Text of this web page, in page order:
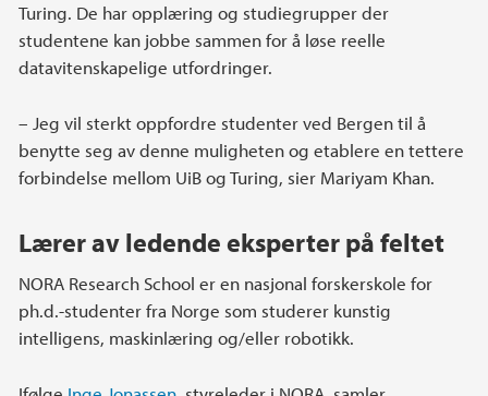
Turing. De har opplæring og studiegrupper der
studentene kan jobbe sammen for å løse reelle
datavitenskapelige utfordringer.
– Jeg vil sterkt oppfordre studenter ved Bergen til å
benytte seg av denne muligheten og etablere en tettere
forbindelse mellom UiB og Turing, sier Mariyam Khan.
Lærer av ledende eksperter på feltet
NORA Research School er en nasjonal forskerskole for
ph.d.-studenter fra Norge som studerer kunstig
intelligens, maskinlæring og/eller robotikk.